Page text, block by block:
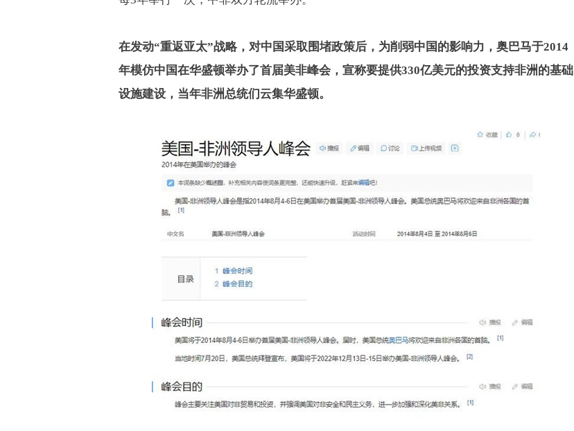
在发动“重返亚太”战略，对中国采取围堵政策后，为削弱中国的影响力，奥巴马于2014
年模仿中国在华盛顿举办了首届美非峰会，宣称要提供330亿美元的投资支持非洲的基础
设施建设，当年非洲总统们云集华盛顿。